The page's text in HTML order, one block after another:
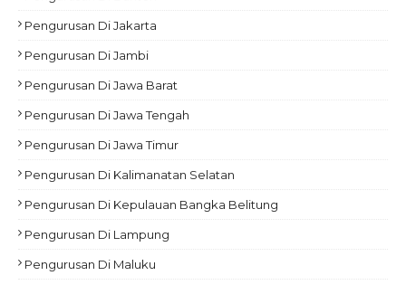
Pengurusan Di Jakarta
Pengurusan Di Jambi
Pengurusan Di Jawa Barat
Pengurusan Di Jawa Tengah
Pengurusan Di Jawa Timur
Pengurusan Di Kalimanatan Selatan
Pengurusan Di Kepulauan Bangka Belitung
Pengurusan Di Lampung
Pengurusan Di Maluku